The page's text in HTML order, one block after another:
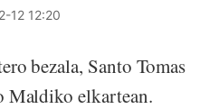
12 12:20
bezala, Santo Tomas
Maldiko elkartean.